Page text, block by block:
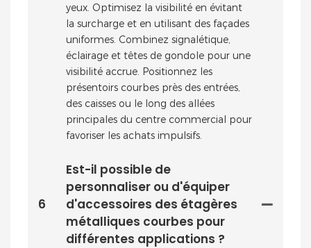
yeux. Optimisez la visibilité en évitant
la surcharge et en utilisant des façades
uniformes. Combinez signalétique,
éclairage et têtes de gondole pour une
visibilité accrue. Positionnez les
présentoirs courbes près des entrées,
des caisses ou le long des allées
principales du centre commercial pour
favoriser les achats impulsifs.
6
Est-il possible de
personnaliser ou d'équiper
d'accessoires des étagères
métalliques courbes pour
différentes applications ?